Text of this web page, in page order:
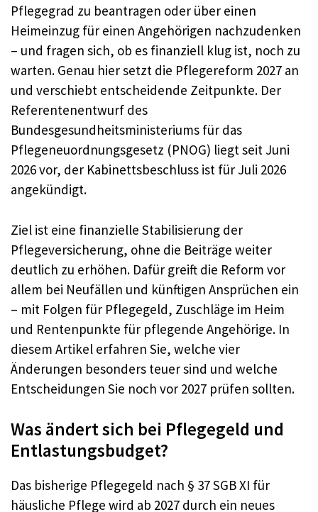
Pflegegrad zu beantragen oder über einen
Heimeinzug für einen Angehörigen nachzudenken
– und fragen sich, ob es finanziell klug ist, noch zu
warten. Genau hier setzt die Pflegereform 2027 an
und verschiebt entscheidende Zeitpunkte. Der
Referentenentwurf des
Bundesgesundheitsministeriums für das
Pflegeneuordnungsgesetz (PNOG) liegt seit Juni
2026 vor, der Kabinettsbeschluss ist für Juli 2026
angekündigt.
Ziel ist eine finanzielle Stabilisierung der
Pflegeversicherung, ohne die Beiträge weiter
deutlich zu erhöhen. Dafür greift die Reform vor
allem bei Neufällen und künftigen Ansprüchen ein
– mit Folgen für Pflegegeld, Zuschläge im Heim
und Rentenpunkte für pflegende Angehörige. In
diesem Artikel erfahren Sie, welche vier
Änderungen besonders teuer sind und welche
Entscheidungen Sie noch vor 2027 prüfen sollten.
Was ändert sich bei Pflegegeld und
Entlastungsbudget?
Das bisherige Pflegegeld nach § 37 SGB XI für
häusliche Pflege wird ab 2027 durch ein neues